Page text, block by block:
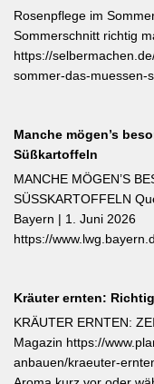
und Nutzgarten genau
Rosenpflege im
Sommerschnitt richtig
https://
sommer-das-muessen-
bis Mitte Juli
Überwinterung
öfterblühende Sorten:
darunter sofort
verlängert die Blütezeit
#Pflanzenpflege
Manche mögen’s
Süßkartoffeln
MANCHE MÖGEN’S
SÜSSKARTOFFELN
Bayern | 1. Juni 2026
https://
ins Freiland. Edamame
vorgezogen werden;
die Ernte beginnt ab
Jungpflanzen erhältlich
tiefen, durchlässigen
Kräuter ernten:
KRÄUTER ERNTEN:
Magazin https://
anbauen/kraeuter-